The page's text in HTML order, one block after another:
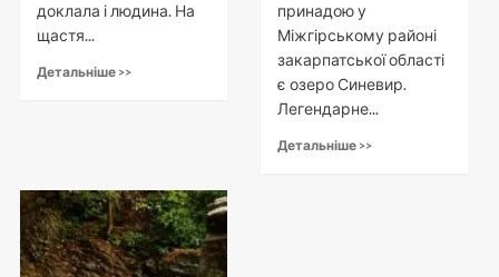
доклала і людина. На
щастя...
Детальніше >>
принадою у
Міжгірському районі
закарпатської області
є озеро Синевир.
Легендарне...
Детальніше >>